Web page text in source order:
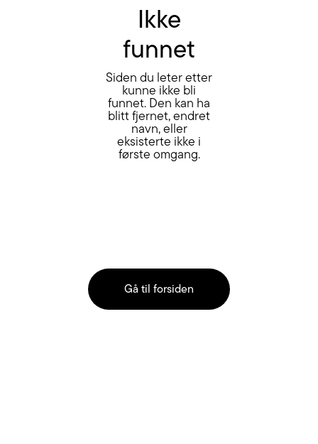
Ikke
funnet
Siden du leter etter
kunne ikke bli
funnet. Den kan ha
blitt fjernet, endret
navn, eller
eksisterte ikke i
første omgang.
Gå til forsiden